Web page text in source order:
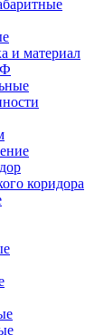
и материал
коридора